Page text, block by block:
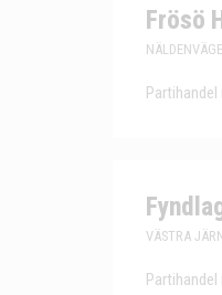
Frösö
VÄSTRA